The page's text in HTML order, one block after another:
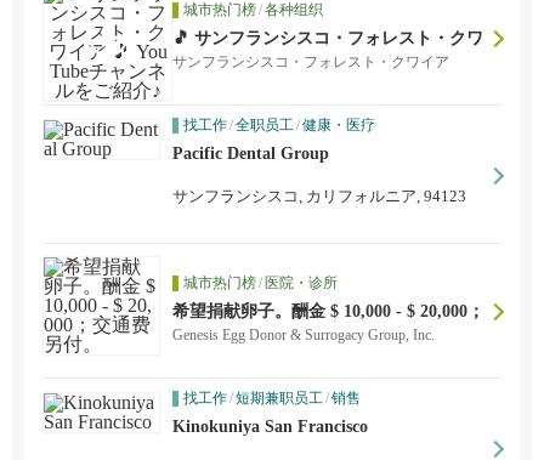
城市热门榜/各种组织
🎵 サンフランシスコ・フォレスト・クワ
イア 🎵 YouTubeチャンネルをご紹介♪
サンフランシスコ・フォレスト・クワイア
找工作/全职员工/健康・医疗
Pacific Dental Group
サンフランシスコ, カリフォルニア, 94123
城市热门榜/ 医院・诊所
希望捐献卵子。酬金 $ 10,000 - $ 20,000；
交通费另付。
Genesis Egg Donor & Surrogacy Group, Inc.
找工作/短期兼职员工/销售
Kinokuniya San Francisco